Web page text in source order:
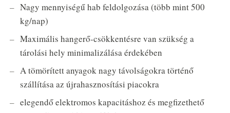
Nagy mennyiségű hab feldolgozása (több mint 500
kg/nap)
Maximális hangerő-csökkentésre van szükség a
tárolási hely minimalizálása érdekében
A tömörített anyagok nagy távolságokra történő
szállítása az újrahasznosítási piacokra
elegendő elektromos kapacitáshoz és megfizethető